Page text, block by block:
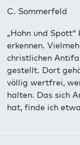
C. Sommerfeld
„Hohn und
erkennen.
christlichen
gestellt. Dort
völlig wertfrei,
halten. Das sich
hat, finde ich